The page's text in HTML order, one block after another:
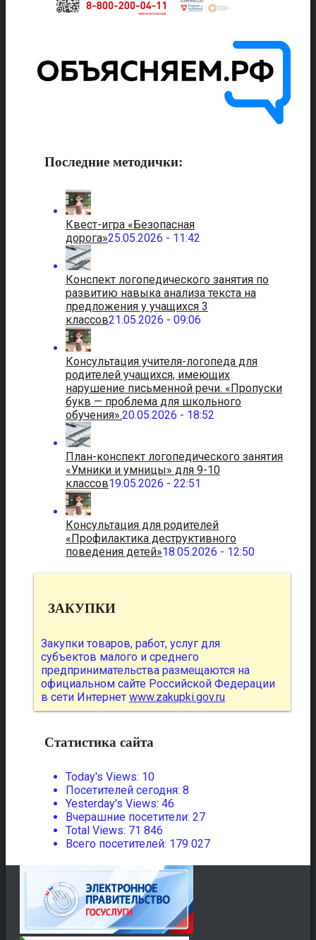
Последние методички:
Квест-игра «Безопасная
дорога»25.05.2026 - 11:42
Конспект логопедического занятия по
развитию навыка анализа текста на
предложения у учащихся 3
классов21.05.2026 - 09:06
Консультация учителя-логопеда для
родителей учащихся, имеющих
нарушение письменной речи. «Пропуски
букв — проблема для школьного
обучения».20.05.2026 - 18:52
План-конспект логопедического занятия
«Умники и умницы» для 9-10
классов19.05.2026 - 22:51
Консультация для родителей
«Профилактика деструктивного
поведения детей»18.05.2026 - 12:50
ЗАКУПКИ
Закупки товаров, работ, услуг для
субъектов малого и среднего
предпринимательства размещаются на
официальном сайте Российской Федерации
в сети Интернет www.zakupki.gov.ru
Статистика сайта
Today's Views: 10
Посетителей сегодня: 8
Yesterday's Views: 46
Вчерашние посетители: 27
Total Views: 71 846
Всего посетителей: 179 027